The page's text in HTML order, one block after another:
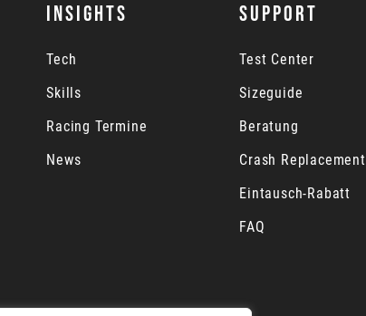
INSIGHTS
Tech
Skills
Racing Termine
News
SUPPORT
Test Center
Sizeguide
Beratung
Crash Replacement
Eintausch-Rabatt
FAQ